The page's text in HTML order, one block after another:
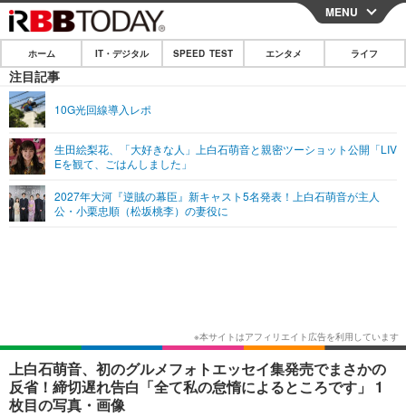
CLOSE
ホーム
IT・デジタル
ネタ
ショッピング その他
SPEED TEST
エンタメ
エンタメTOP
ショッピング その他
ライフ
MENU
ホーム IT・デジタル SPEED TEST エンタメ ライフ
注目記事
10G光回線導入レポ
生田絵梨花、「大好きな人」上白石萌音と親密ツーショット公開「LIV
Eを観て、ごはんしました」
2027年大河『逆賊の幕臣』新キャスト5名発表！上白石萌音が主人
公・小栗忠順（松坂桃李）の妻役に
上白石萌音、初のグルメフォトエッセイ集発売でまさかの
反省！締切遅れ告白「全て私の怠惰によるところです」 1
枚目の写真・画像